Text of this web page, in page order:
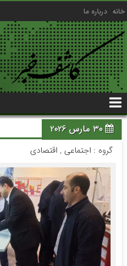
خانه درباره ما
30 مارس 2026
گروه : اجتماعی , اقتصادی